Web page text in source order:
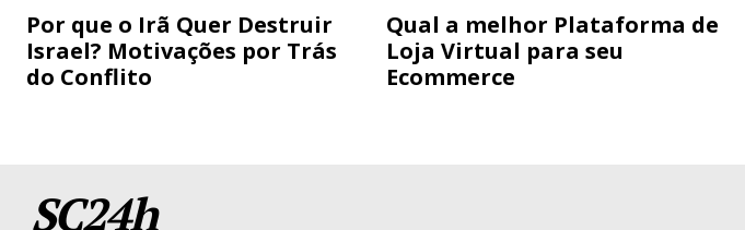
Por que o Irã Quer Destruir
Israel? Motivações por Trás
do Conflito
Qual a melhor Plataforma de
Loja Virtual para seu
Ecommerce
SC24h